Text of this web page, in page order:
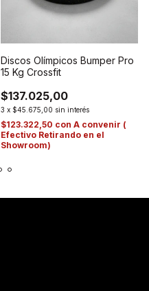
Discos Olímpicos Bumper Pro
15 Kg Crossfit
$137.025,00
3 x $45.675,00 sin interés
$123.322,50 con A convenir (
Efectivo Retirando en el
Showroom)